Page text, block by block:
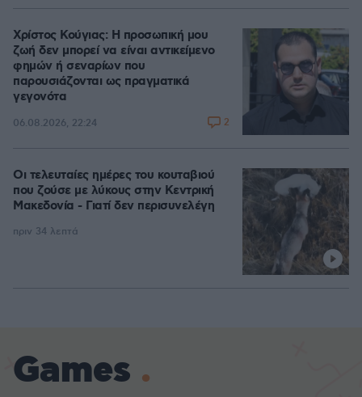
Χρίστος Κούγιας: Η προσωπική μου
ζωή δεν μπορεί να είναι αντικείμενο
φημών ή σεναρίων που
παρουσιάζονται ως πραγματικά
γεγονότα
06.08.2026, 22:24 2
Οι τελευταίες ημέρες του κουταβιού
που ζούσε με λύκους στην Κεντρική
Μακεδονία - Γιατί δεν περισυνελέγη
πριν 34 λεπτά
Games